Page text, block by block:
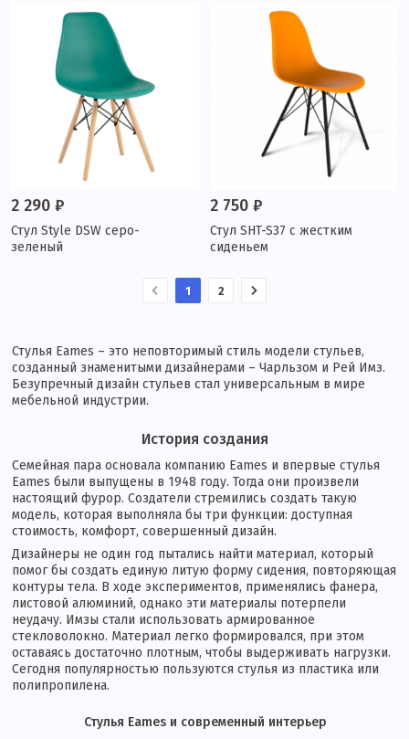
2 290 ₽
Стул Style DSW серо-
зеленый
2 750 ₽
Стул SHT-S37 с жестким
сиденьем
1 2
Стулья Eames – это неповторимый стиль модели стульев,
созданный знаменитыми дизайнерами – Чарльзом и Рей Имз.
Безупречный дизайн стульев стал универсальным в мире
мебельной индустрии.
История создания
Семейная пара основала компанию Eames и впервые стулья
Eames были выпущены в 1948 году. Тогда они произвели
настоящий фурор. Создатели стремились создать такую
модель, которая выполняла бы три функции: доступная
стоимость, комфорт, совершенный дизайн.
Дизайнеры не один год пытались найти материал, который
помог бы создать единую литую форму сидения, повторяющая
контуры тела. В ходе экспериментов, применялись фанера,
листовой алюминий, однако эти материалы потерпели
неудачу. Имзы стали использовать армированное
стекловолокно. Материал легко формировался, при этом
оставаясь достаточно плотным, чтобы выдерживать нагрузки.
Сегодня популярностью пользуются стулья из пластика или
полипропилена.
Стулья Eames и современный интерьер